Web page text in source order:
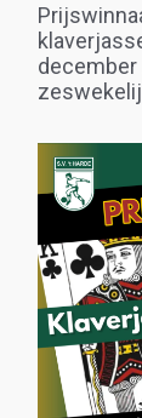
december